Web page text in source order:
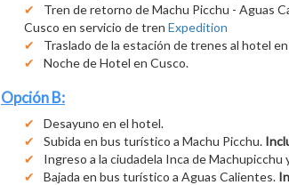
Tren de retorno de Machu Picchu - Aguas
Cusco en servicio de tren Expedition
Traslado de la estación de trenes al hotel
Noche de Hotel en Cusco.
Opción B:
Desayuno en el hotel.
Subida en bus turístico a Machu Picchu.
Ingreso a la ciudadela Inca de Machupicchu
Bajada en bus turístico a Aguas Calientes.